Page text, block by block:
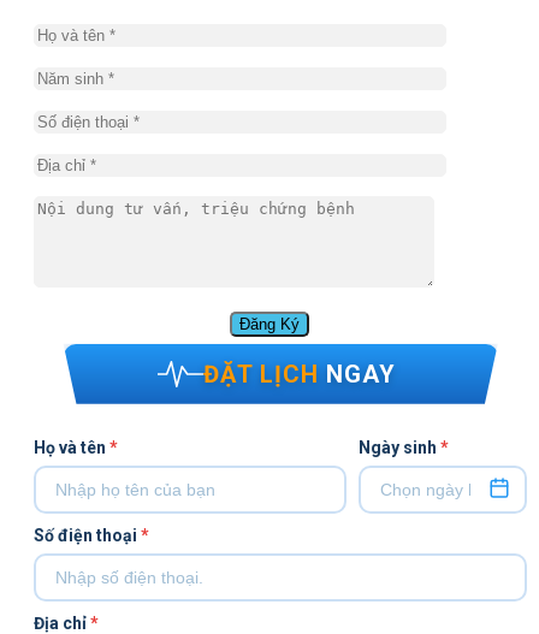
ĐẶT LỊCH NGAY
Họ và tên * Ngày sinh*
Số điện thoại *
Địa chỉ*